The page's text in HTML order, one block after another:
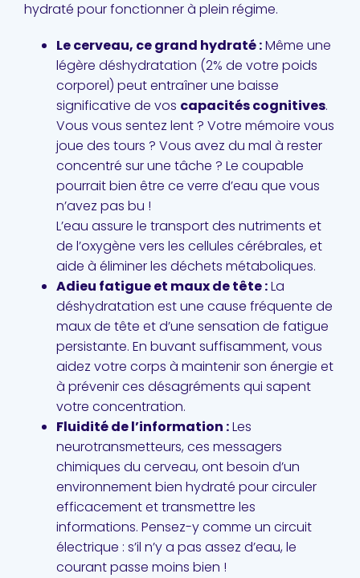
hydraté pour fonctionner à plein régime.
Le cerveau, ce grand hydraté :Même une
légère déshydratation (2% de votre poids
corporel) peut entraîner une baisse
significative de vos capacités cognitives.
Vous vous sentez lent ? Votre mémoire vous
joue des tours ? Vous avez du mal à rester
concentré sur une tâche ? Le coupable
pourrait bien être ce verre d’eau que vous
n’avez pas bu !
L’eau assure le transport des nutriments et
de l’oxygène vers les cellules cérébrales, et
aide à éliminer les déchets métaboliques.
Adieu fatigue et maux de tête :La
déshydratation est une cause fréquente de
maux de tête et d’une sensation de fatigue
persistante. En buvant suffisamment, vous
aidez votre corps à maintenir son énergie et
à prévenir ces désagréments qui sapent
votre concentration.
Fluidité de l’information :Les
neurotransmetteurs, ces messagers
chimiques du cerveau, ont besoin d’un
environnement bien hydraté pour circuler
efficacement et transmettre les
informations. Pensez-y comme un circuit
électrique : s’il n’y a pas assez d’eau, le
courant passe moins bien !